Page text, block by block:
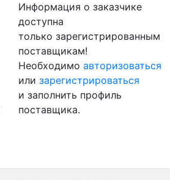
Информация о заказчике
доступна
только зарегистрированным
поставщикам!
Необходимо авторизоваться
или зарегистрироваться
и заполнить профиль
поставщика.